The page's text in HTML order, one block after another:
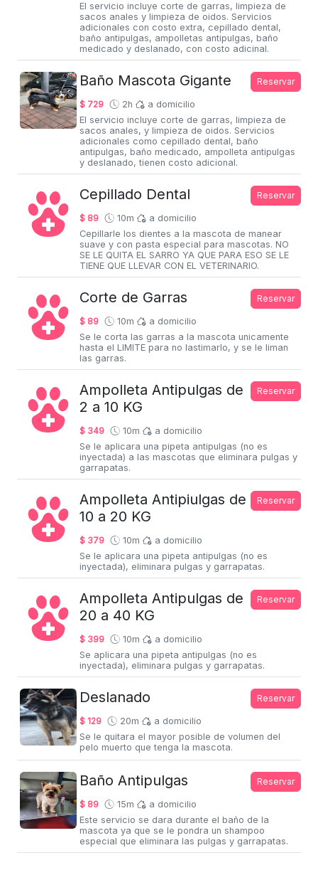
El servicio incluye corte de garras, limpieza de
sacos anales y limpieza de oidos. Servicios
adicionales con costo extra, cepillado dental,
baño antipulgas, ampolletas antipulgas, baño
medicado y deslanado, con costo adicinal.
Reservar
Baño Mascota Gigante
$ 729 2h
a domicilio
El servicio incluye corte de garras, limpieza de
sacos anales, y limpieza de oidos. Servicios
adicionales como cepillado dental, baño
antipulgas, baño medicado, ampolleta antipulgas
y deslanado, tienen costo adicional.
Reservar
Cepillado Dental
$ 89 10m
a domicilio
Cepillarle los dientes a la mascota de manear
suave y con pasta especial para mascotas. NO
SE LE QUITA EL SARRO YA QUE PARA ESO SE LE
TIENE QUE LLEVAR CON EL VETERINARIO.
Reservar
Corte de Garras
$ 89 10m
a domicilio
Se le corta las garras a la mascota unicamente
hasta el LIMITE para no lastimarlo, y se le liman
las garras.
Reservar
Ampolleta Antipulgas de
2 a 10 KG
$ 349 10m
a domicilio
Se le aplicara una pipeta antipulgas (no es
inyectada) a las mascotas que eliminara pulgas y
garrapatas.
Reservar
Ampolleta Antipiulgas de
10 a 20 KG
$ 379 10m
a domicilio
Se le aplicara una pipeta antipulgas (no es
inyectada), eliminara pulgas y garrapatas.
Reservar
Ampolleta Antipulgas de
20 a 40 KG
$ 399 10m
a domicilio
Se aplicara una pipeta antipulgas (no es
inyectada), eliminara pulgas y garrapatas.
Reservar
Deslanado
$ 129 20m
a domicilio
Se le quitara el mayor posible de volumen del
pelo muerto que tenga la mascota.
Reservar
Baño Antipulgas
$ 89 15m
a domicilio
Este servicio se dara durante el baño de la
mascota ya que se le pondra un shampoo
especial que eliminara las pulgas y garrapatas.